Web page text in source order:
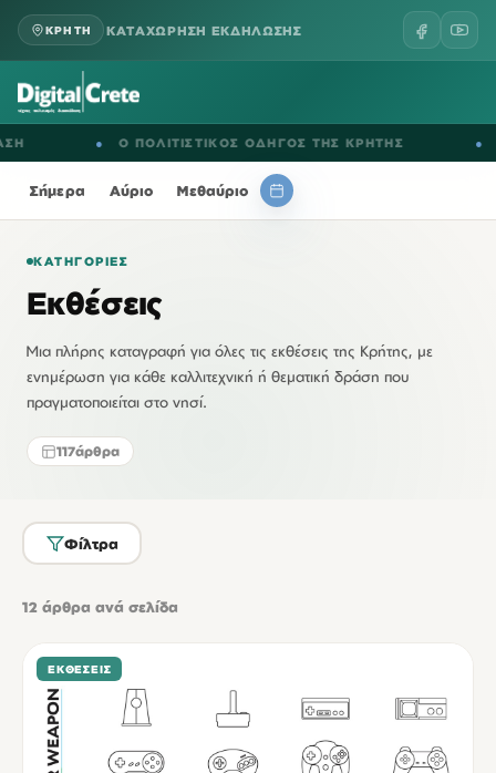
ΚΡΗΤΗ ΚΑΤΑΧΩΡΗΣΗ ΕΚΔΗΛΩΣΗΣ
Ο ΠΟΛΙΤΙΣΤΙΚΟΣ ΟΔΗΓΟΣ ΤΗΣ ΚΡΗΤΗΣ
Σήμερα Αύριο Μεθαύριο
ΚΑΤΗΓΟΡΊΕΣ
Εκθέσεις
Μια πλήρης καταγραφή για όλες τις εκθέσεις της Κρήτης, με
ενημέρωση για κάθε καλλιτεχνική ή θεματική δράση που
πραγματοποιείται στο νησί.
117άρθρα
Φίλτρα
12 άρθρα ανά σελίδα
ΕΚΘΈΣΕΙΣ